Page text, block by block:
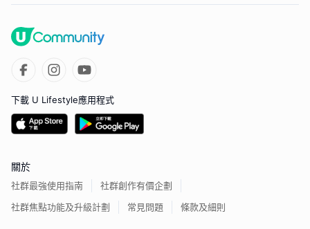
下載 U Lifestyle應用程式
關於
社群最強使用指南
社群創作有價企劃
社群焦點功能及升級計劃
常見問題 條款及細則